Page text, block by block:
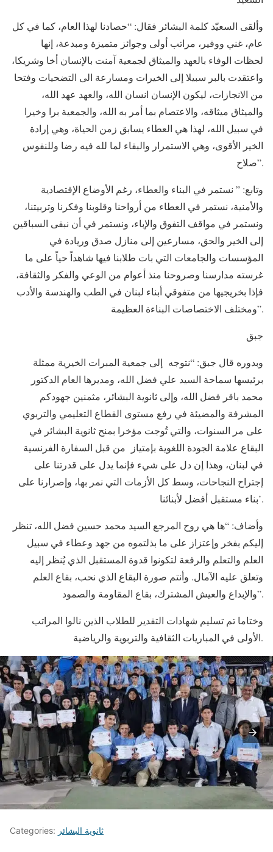
وألقى السعيّد كلمة البشائر فقال: “حصادنا لهذا العام، كما في كل
عام، غني ووفير، مراتب أولى وجوائز متميزة ومبدعة، إنها
لحظات الوفاء بالعهد والميثاق لجمعية آمنت بالإنسان أخا وشريكا،
واعتقدت بالبر سبيلا إلى الخيرات ومسارعة الى التضحيات وفتحا
من الانجازات، ليكون الإنسان انسان الله، والعهد عهد الله،
والميثاق ميثاقه، والاعتصام بما أمر به الله، والجمعية برا وخيرا
في سبيل الله، لهذا هي العطاء يسابق زمن الحياة، وهي إرادة
الخير الأقوى، وهي الاستمرار والبقاء لما لله فيه رضا وللنفوس
صلاح”.
وتابع: ” نستمر في البناء والعطاء، رغم الأوضاع الإقتصادية
والأمنية، نستمر في العطاء من أرواحنا وقلوبنا وفكرنا وتربيتنا،
ونستمر في مواقف التفوق والإباء، ونستمر في أن نبقى السباقين
إلى الخير والحق، مسارعين إلى منازل صدق وريادة في
المؤسسات والجامعات التي بات طلابنا فيها شاهداً حياً على ما
غرسته مدارسنا وصروحنا منذ أعوام من الوعي والفكر والثقافة،
فإذا بخريجيها من متفوقي أبناء لبنان في الطب والهندسة والأدب
ومختلف الاختصاصات البناءة العظيمة”.
جبق
وبدوره قال جبق: “نتوجه إلى جمعية المبرات الخيرية ممثلة
برئيسها سماحة السيد علي فضل الله، ومديرها العام الدكتور
محمد باقر فضل الله، وإلى ثانوية البشائر، مثمنين جهودكم
المشرفة والمضيئة في رفع مستوى القطاع التعليمي والتربوي
على مر السنوات، والتي تُوجت مؤخرا بمنح ثانوية البشائر في
البقاع علامة الجودة اللغوية بإمتياز من قبل السفارة الفرنسية
في لبنان، وهذا إن دل على شيء فإنما يدل على قدرتنا على
إجتراح النجاحات، وسط كل الأزمات التي نمر بها، وإصرارنا على
بناء مستقبل أفضل لأبنائنا’.
وأضاف: “ها هي روح المرجع السيد محمد حسين فضل الله، تنظر
إليكم بفخر وإعتزاز على ما بذلتموه من جهد وعطاء في سبيل
العلم والتعلم والرفعة لتكونوا قدوة المستقبل الذي يُنظر إليه
وتعلق عليه الآمال. وأنتم صورة البقاع الذي نحب، بقاع العلم
والإبداع والعيش المشترك، بقاع المقاومة والصمود”.
وختاما تم تسليم شهادات التقدير للطلاب الذين نالوا المراتب
الأولى في المباريات الثقافية والتربوية والرياضية.
Categories: ثانوية البشائر